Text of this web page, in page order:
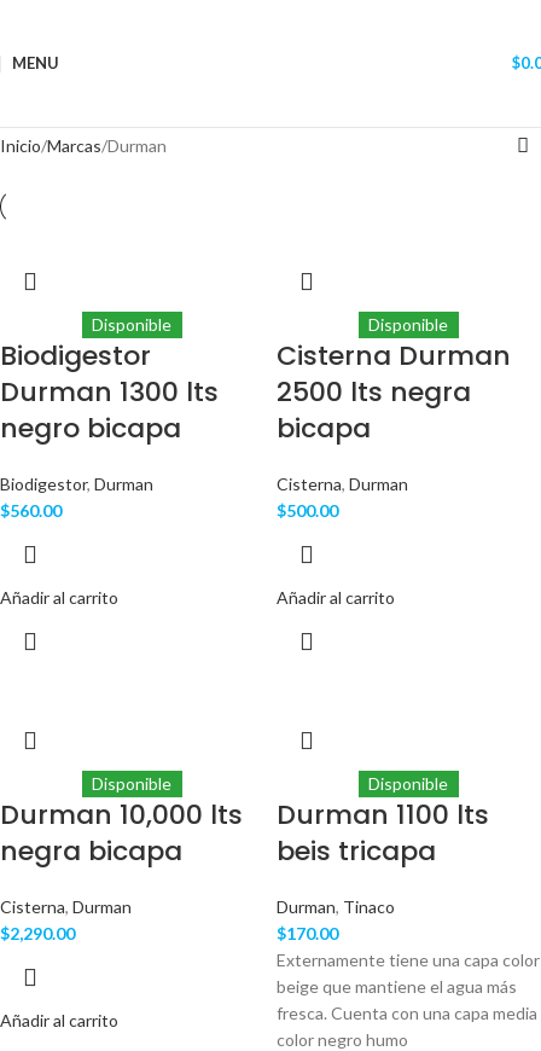
MENU $
Inicio Marcas Durman
Disponible
Biodigestor
Durman 1300 lts
negro bicapa
Biodigestor, Durman
$560.00
Añadir al carrito
Disponible
Cisterna Durman
2500 lts negra
bicapa
Cisterna, Durman
$500.00
Añadir al carrito
Disponible
Durman 10,000 lts
negra bicapa
Cisterna, Durman
$2,290.00
Añadir al carrito
Disponible
Durman 1100 lts
beis tricapa
Durman, Tinaco
$170.00
Externamente tiene una capa color
beige que mantiene el agua más
fresca. Cuenta con una capa media
color negro humo